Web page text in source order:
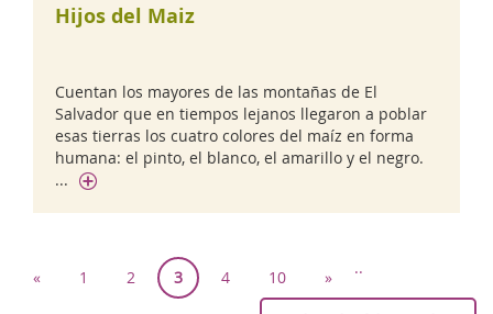
Hijos del Maiz
Cuentan los mayores de las montañas de El
Salvador que en tiempos lejanos llegaron a poblar
esas tierras los cuatro colores del maíz en forma
humana: el pinto, el blanco, el amarillo y el negro.
...
« 1 2 3 4 ..
10 »